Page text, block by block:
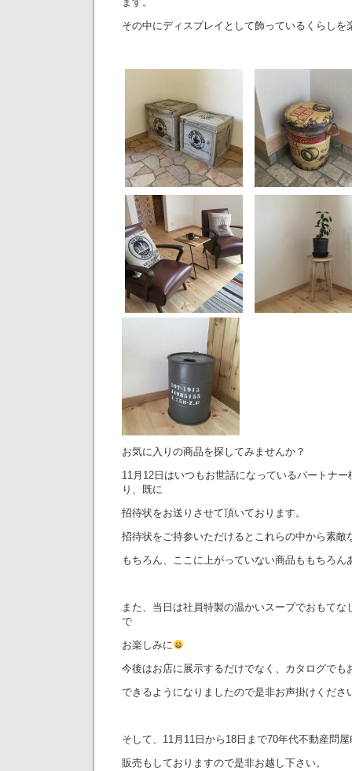
その中にディスプレイとして飾っているくらしを
お気に入りの商品を探してみませんか？
11月12日はいつもお世話になっているパートナ
り、既に
招待状をお送りさせて頂いております。
招待状をご持参いただけるとこれらの中から素
もちろん、ここに上がっていない商品ももちろん
また、当日は社員特製の温かいスープでおもてな
で
お楽しみに
今後はお店に展示するだけでなく、カタログでも
できるようになりましたので是非お声掛けくださ
そして、11月11日から18日まで70年代不動産問
販売もしておりますので是非お越し下さい。